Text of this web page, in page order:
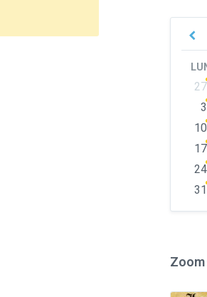
Skip
days
27
3
10
17
24
31